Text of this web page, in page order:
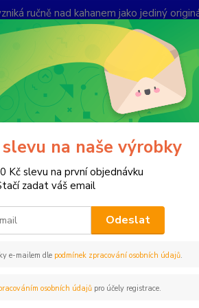
ručně nad kahanem jako jediný
soukromí
Hledat
Po-
malé
na naše výrobky
Kč slevu na první objednávku
zadat váš email
Odeslat
e-mailem dle podmínek zpracování osobních údajů.
osobních údajůpro účely registrace.